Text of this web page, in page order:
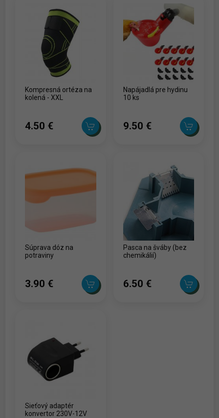
Kompresná ortéza na
kolená - XXL
4.50 ‎€
Napájadlá pre hydinu
10 ks
9.50 ‎€
Súprava dóz na
potraviny
3.90 ‎€
Pasca na šváby (bez
chemikálií)
6.50 ‎€
Sieťový adaptér
konvertor 230V-12V